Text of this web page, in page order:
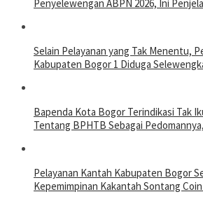
Penyelewengan ABPN 2026, Ini
Selain Pelayanan yang Tak Menentu,
Kabupaten Bogor 1 Diduga
Bapenda Kota Bogor Terindikasi Tak
Tentang BPHTB Sebagai
Pelayanan Kantah Kabupaten Bogor
Kepemimpinan Kakantah Sontang